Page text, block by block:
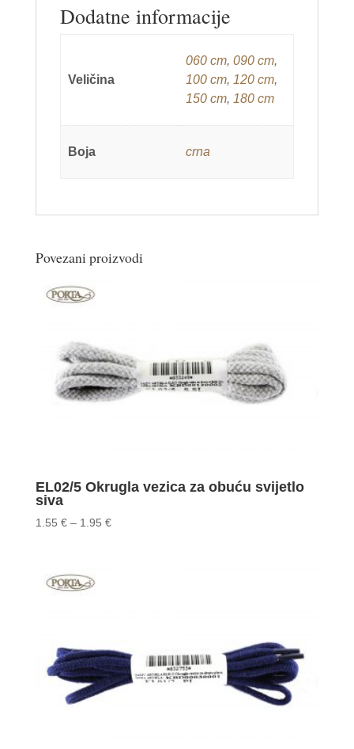
Dodatne informacije
Veličina
060 cm,090 cm,
100 cm, 120 cm,
150 cm, 180 cm
Boja crna
Povezani proizvodi
EL02/5 Okrugla vezica za obuću svijetlo
siva
1.55 € – 1.95 €Price